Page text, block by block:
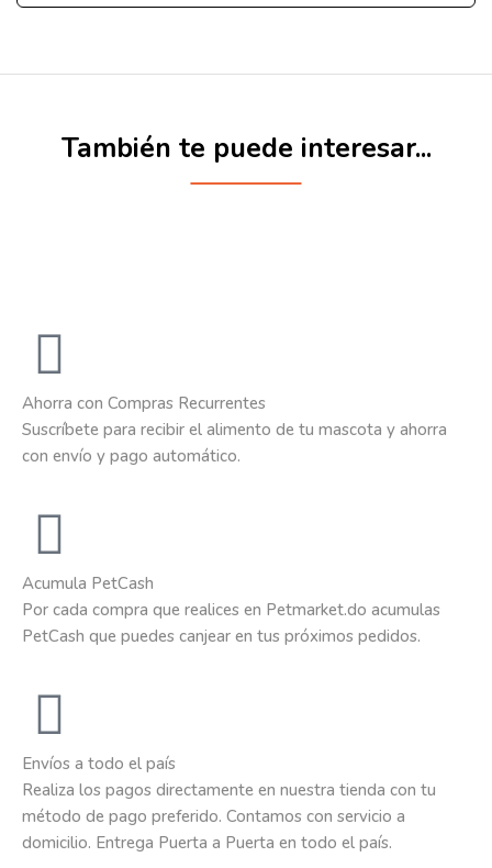
También te puede interesar...
Ahorra con Compras Recurrentes
Suscríbete para recibir el alimento de tu mascota y ahorra
con envío y pago automático.
Acumula PetCash
Por cada compra que realices en Petmarket.do acumulas
PetCash que puedes canjear en tus próximos pedidos.
Envíos a todo el país
Realiza los pagos directamente en nuestra tienda con tu
método de pago preferido. Contamos con servicio a
domicilio. Entrega Puerta a Puerta en todo el país.